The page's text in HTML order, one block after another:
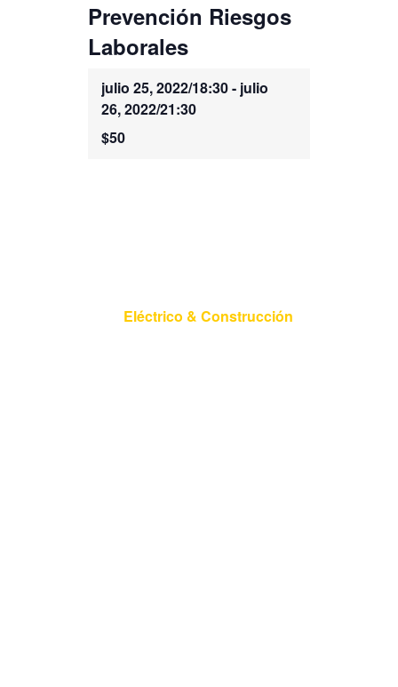
Prevención Riesgos
Laborales
julio 25, 2022/18:30- julio
26, 2022/21:30
$50
Eléctrico & Construcción